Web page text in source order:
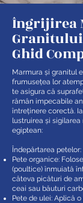
Îngrijirea
Ghid
Marmura și granitul
frumusețea lor
te asigura că
rămân impecabile
întreținere corectă.
lustruirea și
egiptean:
Îndepărtarea petelor:
Pete organice:
(poultice) înmuiată
câteva picături de
ceai sau băuturi
Pete de ulei: Aplică